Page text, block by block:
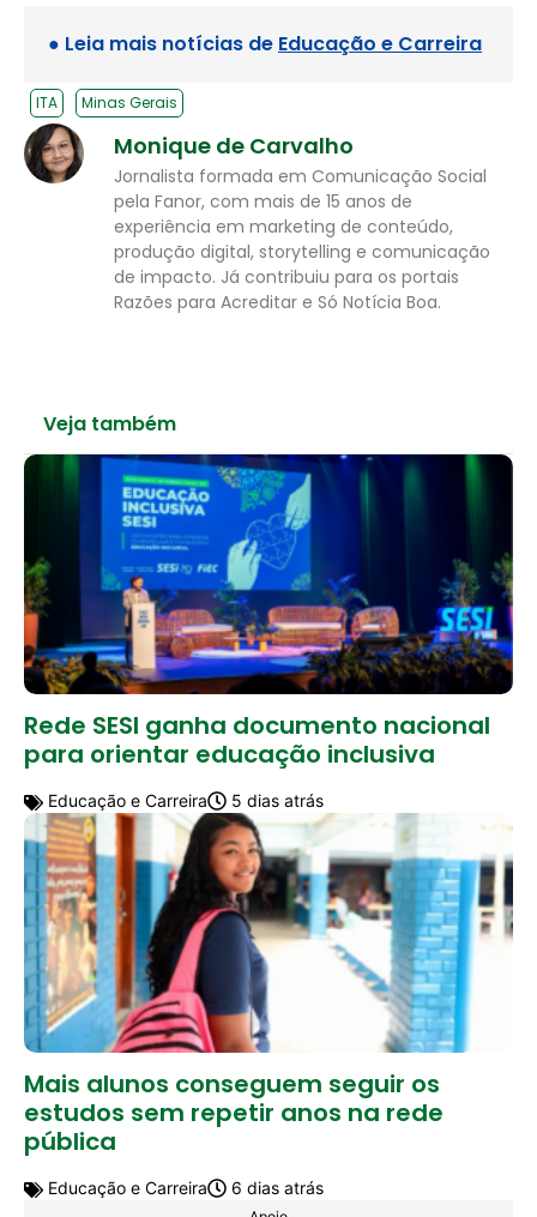
● Leia mais notícias de Educação e Carreira
ITA Minas Gerais
Monique de Carvalho
Jornalista formada em Comunicação Social
pela Fanor, com mais de 15 anos de
experiência em marketing de conteúdo,
produção digital, storytelling e comunicação
de impacto. Já contribuiu para os portais
Razões para Acreditar e Só Notícia Boa.
Veja também
Rede SESI ganha documento nacional
para orientar educação inclusiva
Educação e Carreira 5 dias atrás
Mais alunos conseguem seguir os
estudos sem repetir anos na rede
pública
Educação e Carreira 6 dias atrás